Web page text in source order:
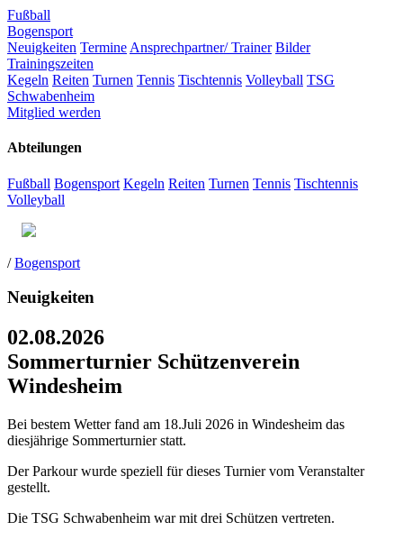
Fußball
Bogensport
Neuigkeiten Termine Ansprechpartner/ Trainer Bilder
Trainingszeiten
Kegeln Reiten Turnen Tennis Tischtennis Volleyball TSG
Schwabenheim
Mitglied werden
Abteilungen
Fußball Bogensport Kegeln Reiten Turnen Tennis Tischtennis
Volleyball
/ Bogensport
Neuigkeiten
02.08.2026
Sommerturnier Schützenverein
Windesheim
Bei bestem Wetter fand am 18.Juli 2026 in Windesheim das
diesjährige Sommerturnier statt.
Der Parkour wurde speziell für dieses Turnier vom Veranstalter
gestellt.
Die TSG Schwabenheim war mit drei Schützen vertreten.